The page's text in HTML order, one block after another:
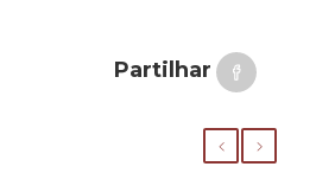
Partilhar